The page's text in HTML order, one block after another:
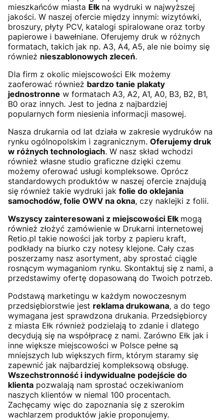
mieszkańców miasta Ełk na wydruki w najwyższej
jakości. W naszej ofercie między innymi: wizytówki,
broszury, płyty PCV, katalogi spiralowane oraz torby
papierowe i bawełniane. Oferujemy druk w różnych
formatach, takich jak np. A3, A4, A5, ale nie boimy się
również nieszablonowych zleceń.
Dla firm z okolic miejscowości Ełk możemy
zaoferować również bardzo tanie plakaty
jednostronne w formatach A3, A2, A1, A0, B3, B2, B1,
B0 oraz innych. Jest to jedna z najbardziej
popularnych form niesienia informacji masowej.
Nasza drukarnia od lat działa w zakresie wydruków na
rynku ogólnopolskim i zagranicznym. Oferujemy druk
w różnych technologiach. W nasz skład wchodzi
również własne studio graficzne dzięki czemu
możemy oferować usługi kompleksowe. Oprócz
standardowych produktów w naszej ofercie znajdują
się również takie wydruki jak folie do oklejania
samochodów, folie OWV na okna, czy naklejki z folii.
Wszyscy zainteresowani z miejscowości Ełk mogą
również złożyć zamówienie w Drukarni internetowej
Retio.pl takie nowości jak torby z papieru kraft,
podkłady na biurko czy notesy klejone. Cały czas
poszerzamy nasz asortyment, aby sprostać ciągle
rosnącym wymaganiom rynku. Skontaktuj się z nami, a
przedstawimy ofertę dopasowaną do Twoich potrzeb.
Podstawą marketingu w każdym nowoczesnym
przedsiębiorstwie jest reklama drukowana, a do tego
wymagana jest sprawdzona drukania. Przedsiębiorcy
z miasta Ełk również podzielają to zdanie i dlatego
decydują się na współpracę z nami. Zarówno Ełk jak i
inne większe miejscowości w Polsce pełne są
mniejszych lub większych firm, którym staramy się
zapewnić jak najbardziej kompleksową obsługę.
Wszechstronność i indywidualne podejście do
klienta pozwalają nam sprostać oczekiwaniom
naszych klientów w niemal 100 procentach.
Zachęcamy więc do zapoznania się z szerokim
wachlarzem produktów jakie proponujemy.